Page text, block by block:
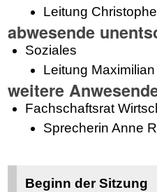
Leitung
abwesende
Soziales
Leitung
weitere
Fachschaftsrat
Sprecherin Anne
Beginn der Sitzung